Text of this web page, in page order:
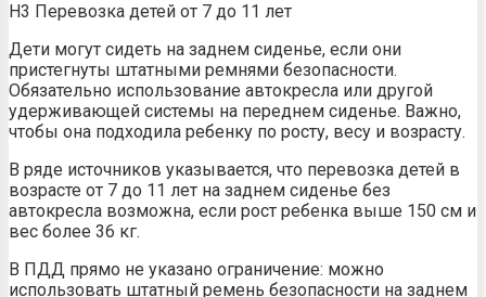
H3 Перевозка детей от 7 до 11 лет
Дети могут сидеть на заднем сиденье, если они
пристегнуты штатными ремнями безопасности.
Обязательно использование автокресла или другой
удерживающей системы на переднем сиденье. Важно,
чтобы она подходила ребенку по росту, весу и возрасту.
В ряде источников указывается, что перевозка детей в
возрасте от 7 до 11 лет на заднем сиденье без
автокресла возможна, если рост ребенка выше 150 см и
вес более 36 кг.
В ПДД прямо не указано ограничение: можно
использовать штатный ремень безопасности на заднем